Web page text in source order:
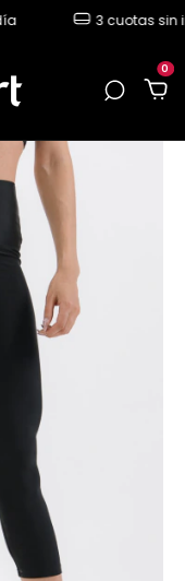
3 cuotas sin
0